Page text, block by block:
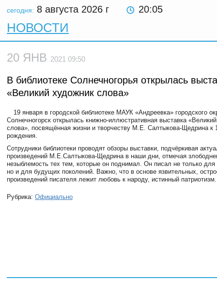
сегодня: 8 августа 2026 г 20:05
НОВОСТИ
20 ЯНВ 2021 09:50
В библиотеке Солнечногорья открылась
«Великий художник слова»
19 января в городской библиотеке МАУК «Андреевка» городского
Солнечногорск открылась книжно-иллюстративная выставка
слова», посвящённая жизни и творчеству М.Е. Салтыкова-Щедрина к
рождения.
Сотрудники библиотеки проводят обзоры выставки, подчёркивая
произведений М.Е.Салтыкова-Щедрина в наши дни, отмечая
незыблемость тех тем, которые он поднимал. Он писал не только для
но и для будущих поколений. Важно, что в основе язвительных,
произведений писателя лежит любовь к народу, истинный патриотизм.
Рубрика: Официально